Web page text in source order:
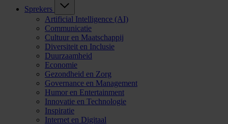
Sprekers
Artificial Intelligence (AI)
Communicatie
Cultuur en Maatschappij
Diversiteit en Inclusie
Duurzaamheid
Economie
Gezondheid en Zorg
Governance en Management
Humor en Entertainment
Innovatie en Technologie
Inspiratie
Internet en Digitaal